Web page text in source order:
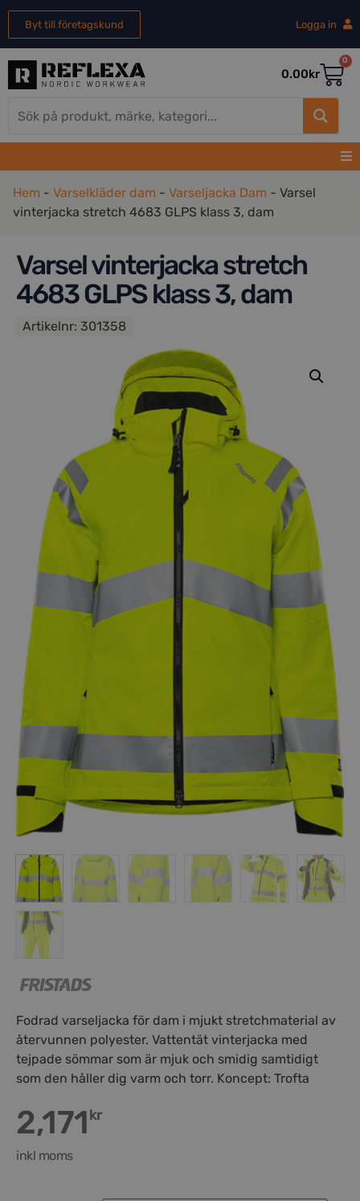
Byt till företagskund Logga in
0.00kr
0
Hem - Varselkläder dam - Varseljacka Dam - Varsel
vinterjacka stretch 4683 GLPS klass 3, dam
Varsel vinterjacka stretch
4683 GLPS klass 3, dam
Artikelnr: 301358
Fodrad varseljacka för dam i mjukt stretchmaterial av
återvunnen polyester. Vattentät vinterjacka med
tejpade sömmar som är mjuk och smidig samtidigt
som den håller dig varm och torr. Koncept: Trofta
2,171kr
inkl moms